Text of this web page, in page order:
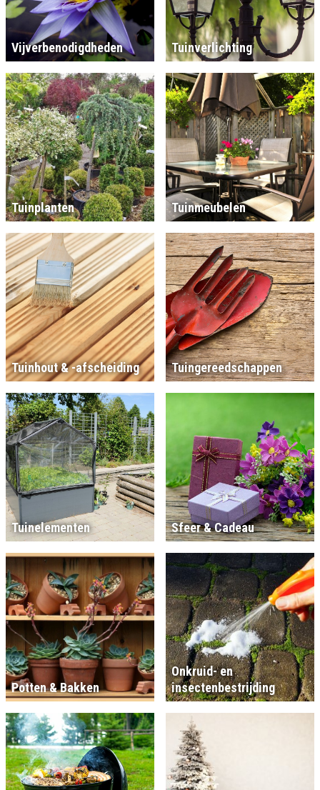
Vijverbenodigdheden Tuinverlichting
Tuinplanten Tuinmeubelen
Tuinhout & -afscheiding Tuingereedschappen
Tuinelementen Sfeer & Cadeau
Potten & Bakken
Onkruid- en
insectenbestrijding